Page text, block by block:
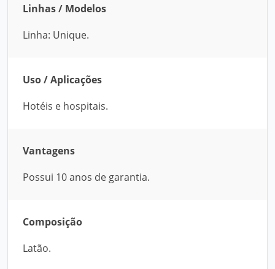
Linhas / Modelos
Linha: Unique.
Uso / Aplicações
Hotéis e hospitais.
Vantagens
Possui 10 anos de garantia.
Composição
Latão.